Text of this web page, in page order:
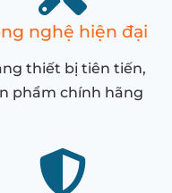
nghệ hiện đại
thiết bị tiên tiến,
phẩm chính hãng